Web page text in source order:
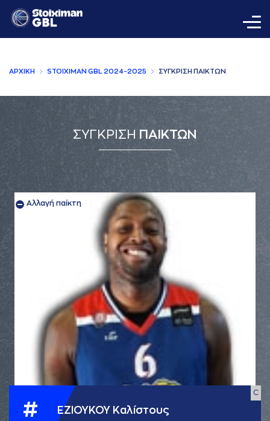
AΡΧΙΚΗ STOIXIMAN GBL 2024-2025 ΣΥΓΚΡΙΣΗ ΠAΙΚΤΩΝ
ΣΥΓΚΡΙΣΗ ΠΑΙΚΤΩΝ
# ΕΖΙΟΥΚΟΥ Καλίστους
C
Αλλαγή παίκτη